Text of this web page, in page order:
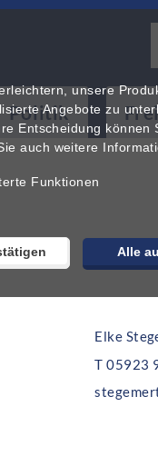
Politik
Elke
T 05923
unsere
Angebote zu
Entscheidung können
auch weitere
Funktionen
Alle